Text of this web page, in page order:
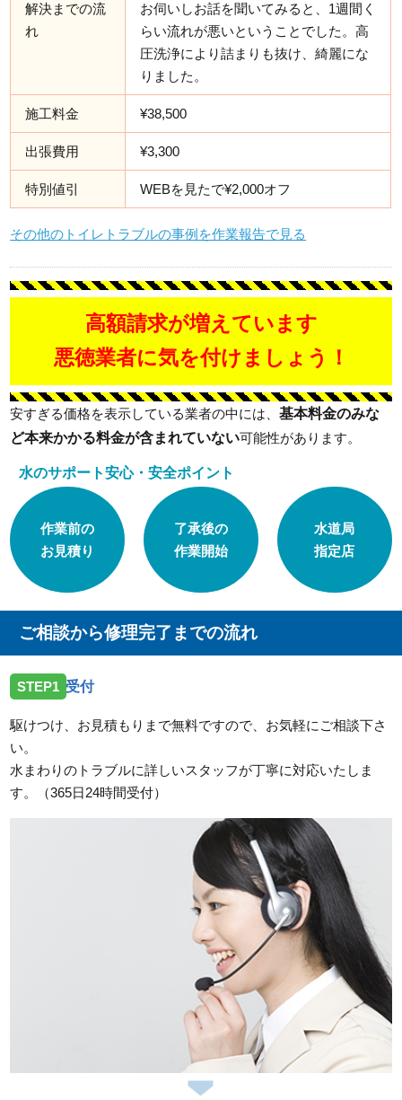
解決までの流
れ
お伺いしお話を聞いてみると、1週間く
らい流れが悪いということでした。高
圧洗浄により詰まりも抜け、綺麗にな
りました。
施工料金 ¥38,500
出張費用 ¥3,300
特別値引 WEBを見たで¥2,000オフ
その他のトイレトラブルの事例を作業報告で見る
高額請求が増えています
悪徳業者に気を付けましょう！
安すぎる価格を表示している業者の中には、基本料金のみな
ど本来かかる料金が含まれていない可能性があります。
水のサポート安心・安全ポイント
作業前の
お見積り
了承後の
作業開始
水道局
指定店
ご相談から修理完了までの流れ
STEP1 受付
駆けつけ、お見積もりまで無料ですので、お気軽にご相談下さ
い。
水まわりのトラブルに詳しいスタッフが丁寧に対応いたしま
す。（365日24時間受付）